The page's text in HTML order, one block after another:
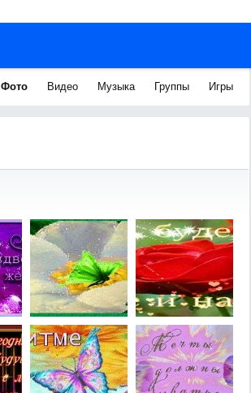
Фото Видео Музыка Группы Игры